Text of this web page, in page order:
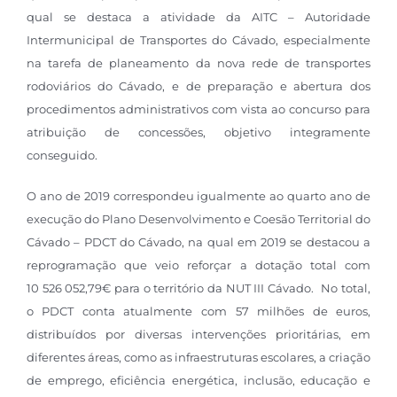
qual se destaca a atividade da AITC – Autoridade
Intermunicipal de Transportes do Cávado, especialmente
na tarefa de planeamento da nova rede de transportes
rodoviários do Cávado, e de preparação e abertura dos
procedimentos administrativos com vista ao concurso para
atribuição de concessões, objetivo integramente
conseguido.
O ano de 2019 correspondeu igualmente ao quarto ano de
execução do Plano Desenvolvimento e Coesão Territorial do
Cávado – PDCT do Cávado, na qual em 2019 se destacou a
reprogramação que veio reforçar a dotação total com
10 526 052,79€ para o território da NUT III Cávado.
No total,
o PDCT conta atualmente com 57 milhões de euros,
distribuídos por diversas intervenções prioritárias, em
diferentes áreas, como as infraestruturas escolares, a criação
de emprego, eficiência energética, inclusão, educação e